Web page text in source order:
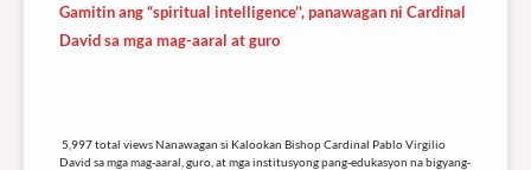
Gamitin ang “spiritual intelligence’’, panawagan ni Cardinal
David sa mga mag-aaral at guro
5,997 total views Nanawagan si Kalookan Bishop Cardinal Pablo Virgilio
David sa mga mag-aaral, guro, at mga institusyong pang-edukasyon na bigyang-